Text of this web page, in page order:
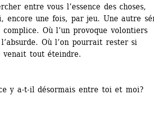
entre vous l’essence des choses,
encore une fois, par jeu. Une autre
Où l’un provoque volontiers
l’absurde. Où l’on pourrait rester si
venait tout éteindre.
y a-t-il désormais entre toi et moi?